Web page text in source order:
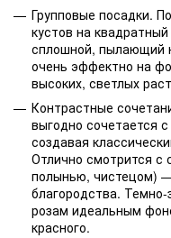
Групповые посадки.
кустов на
сплошной, пылающий
очень эффектно на
высоких, светлых
Контрастные
выгодно сочетается
создавая
Отлично смотрится с
полынью, чистецом)
благородства.
розам идеальным
красного.